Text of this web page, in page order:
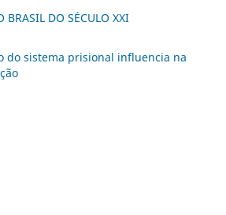
BRASIL DO SÉCULO XXI
do sistema prisional influencia na